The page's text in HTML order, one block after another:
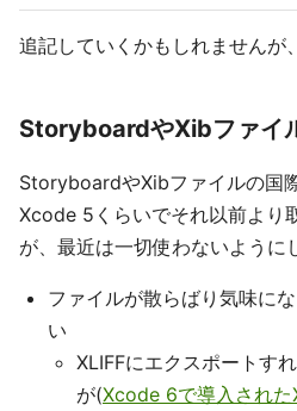
追記していくかもしれませんが
StoryboardやXibファイ
StoryboardやXibファイルの国
Xcode 5くらいでそれ以前より
が、最近は一切使わないように
ファイルが散らばり気味に
い
XLIFFにエクスポートす
が(Xcode 6で導入された